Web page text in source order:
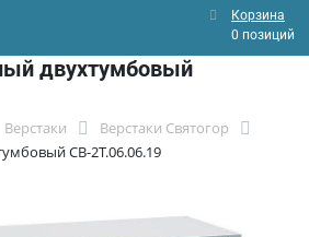
Корзина
0 позиций
двухтумбовый
Верстаки
Верстаки Святогор
СВ-2Т.06.06.19